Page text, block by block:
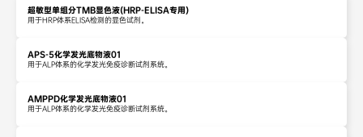
超敏型单组分TMB显色液(HRP-ELISA专用)
用于HRP体系ELISA检测的显色试剂。
APS-5化学发光底物液01
用于ALP体系的化学发光免疫诊断试剂系统。
AMPPD化学发光底物液01
用于ALP体系的化学发光免疫诊断试剂系统。